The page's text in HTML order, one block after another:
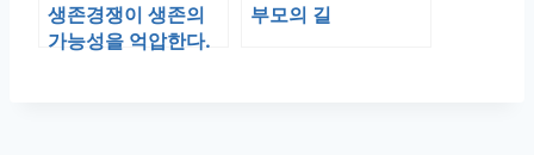
생존경쟁이 생존의
가능성을 억압한다.
부모의 길